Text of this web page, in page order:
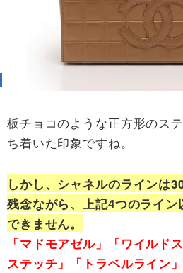
板チョコのような正方形のス
ち着いた印象ですね。
しかし、シャネルのラインは
残念ながら、上記4つのライ
できません。
「マドモアゼル」「ワイルド
ステッチ」「トラベルライン」